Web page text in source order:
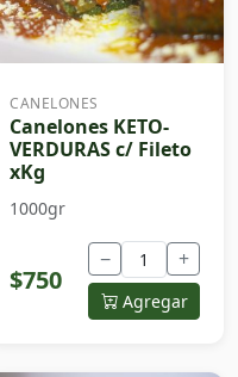
CANELONES
Canelones KETO-
VERDURAS c/ Fileto
xKg
1000gr
$750
− +
Agregar